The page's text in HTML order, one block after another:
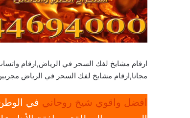
ارقام مشايخ لفك السحر في الرياض,ارقام
مجانا,ارقام مشايخ لفك السحر في الرياض
افضل واقوي شيخ روحاني في